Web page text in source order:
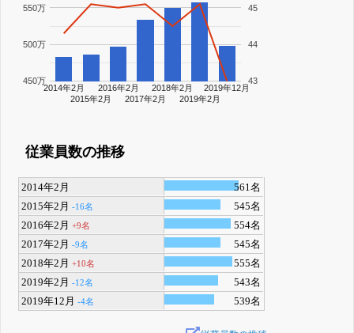
2014年2月
2015年2月
2016年2月
2017年2月
2018年2月
2019年2月
2019年12月
450万
500万
550万
43
44
45
従業員数の推移
2014年2月
561名
2015年2月-16名
545名
2016年2月+9名
554名
2017年2月-9名
545名
2018年2月+10名
555名
2019年2月-12名
543名
2019年12月-4名 539名